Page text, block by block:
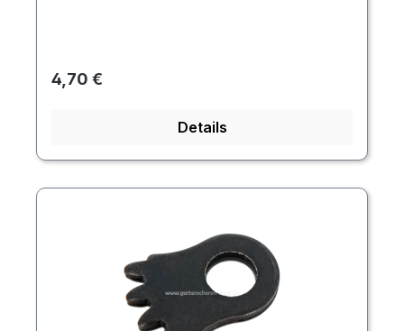
Regulärer Preis:
4,70 €
Details